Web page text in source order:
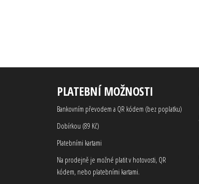
PLATEBNÍ MOŽNOSTI
Bankovním převodem a QR kódem (bez poplatku)
Dobírkou (89 Kč)
Platebními kartami
Na prodejně je možné platit v hotovosti, QR
kódem, nebo platebními kartami.